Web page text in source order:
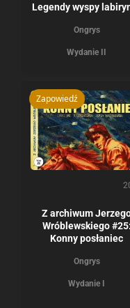
Legendy wyspy
Ongrys
Wydanie II
Zapowiedź
Z archiwum
Wróblewskiego #25:
Konny posłaniec
Ongrys
Wydanie I